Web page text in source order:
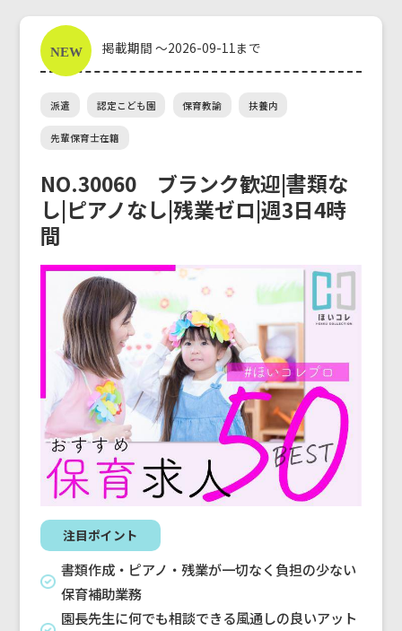
掲載期間 ～2026-09-11まで
派遣 認定こども園 保育教諭 扶養内
先輩保育士在籍
NO.30060 ブランク歓迎|書類な
し|ピアノなし|残業ゼロ|週3日4時
間
注目ポイント
書類作成・ピアノ・残業が一切なく負担の少ない
保育補助業務
園長先生に何でも相談できる風通しの良いアット